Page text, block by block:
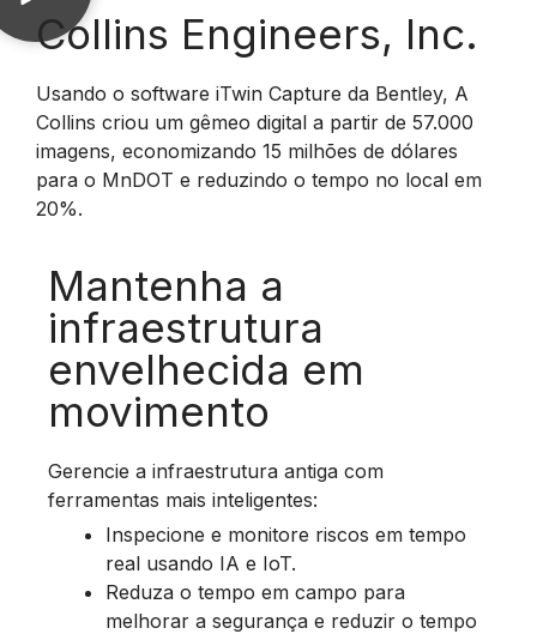
Collins Engineers, Inc.
Usando o software iTwin Capture da Bentley, A
Collins criou um gêmeo digital a partir de 57.000
imagens, economizando 15 milhões de dólares
para o MnDOT e reduzindo o tempo no local em
20%.
Mantenha a
infraestrutura
envelhecida em
movimento
Gerencie a infraestrutura antiga com
ferramentas mais inteligentes:
Inspecione e monitore riscos em tempo
real usando IA e IoT.
Reduza o tempo em campo para
melhorar a segurança e reduzir o tempo